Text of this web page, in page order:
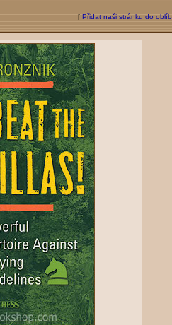
[ Přidat naši stránku do